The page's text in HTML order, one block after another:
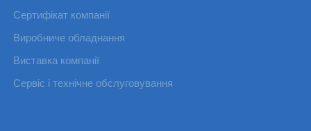
Сертифікат компанії
Виробниче обладнання
Виставка компанії
Сервіс і технічне обслуговування